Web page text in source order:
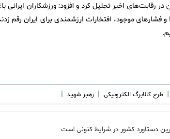
رقابت‌های اخیر تجلیل کرد و افزود: ورزشکاران ایرانی
فشارهای موجود، افتخارات ارزشمندی برای ایران رقم
| طرح کالابرگ الکترونیکی | رهبر شهید |
دستاورد کشور در شرایط کنونی است